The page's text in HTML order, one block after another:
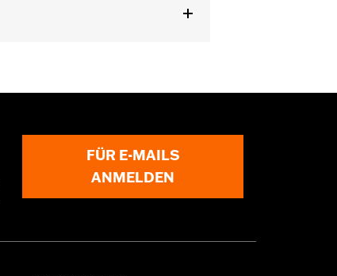
FÜR E-MAILS
ANMELDEN